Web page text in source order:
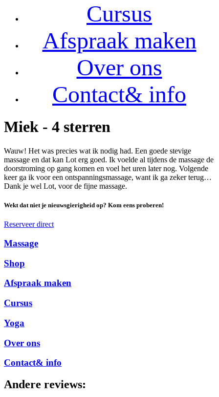
Cursus
Afspraak maken
Over ons
Contact& info
Miek - 4 sterren
Wauw! Het was precies wat ik nodig had. Een goede stevige
massage en dat kan Lot erg goed. Ik voelde al tijdens de massage de
doorstroming op gang komen en voel het uren later nog. Volgende
keer ga ik voor een ontspanningsmassage, want ik ga zeker terug…
Dank je wel Lot, voor de fijne massage.
Wekt dat niet je nieuwsgierigheid op? Kom eens proberen!
Reserveer direct
Massage
Shop
Afspraak maken
Cursus
Yoga
Over ons
Contact& info
Andere reviews: